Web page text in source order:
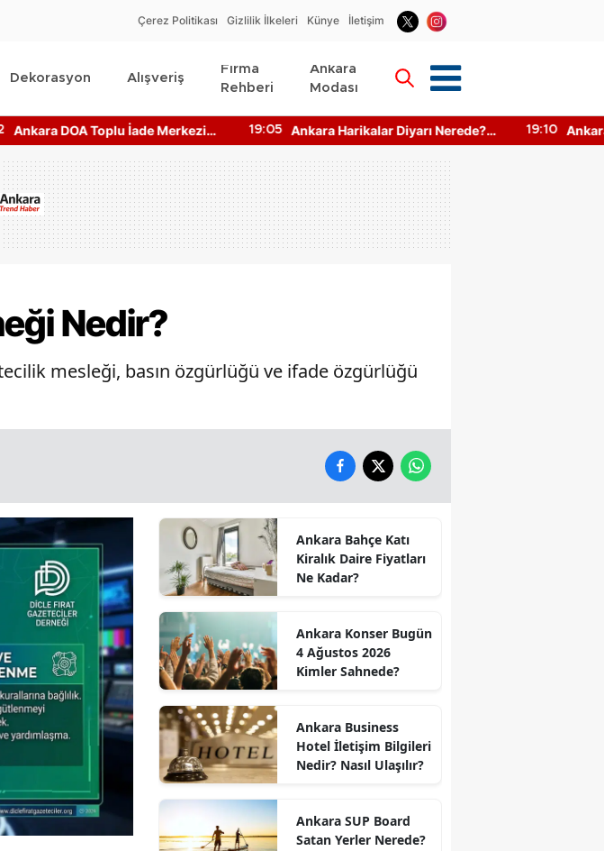
Çerez Politikası Gizlilik İlkeleri Künye İletişim
Dekorasyon Alışveriş
Firma
Rehberi
Ankara
Modası
19:05
Ankara Harikalar Diyarı Nerede?
Giriş Ücretleri Ne Kadar?
19:10
Ankara Toplu Taşıma Saatleri
Bilgisine Nasıl Ulaşılır?
Nedir?
mesleği, basın özgürlüğü ve ifade özgürlüğü
Ankara Bahçe Katı
Kiralık Daire Fiyatları
Ne Kadar?
Ankara Konser Bugün
4 Ağustos 2026
Kimler Sahnede?
Ankara Business
Hotel İletişim Bilgileri
Nedir? Nasıl Ulaşılır?
Ankara SUP Board
Satan Yerler Nerede?